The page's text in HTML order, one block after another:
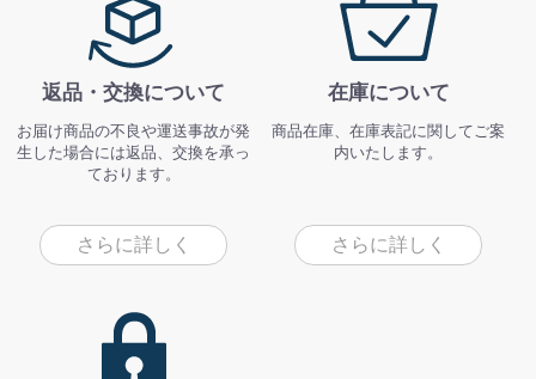
返品・交換について
お届け商品の不良や運送事故が発
生した場合には返品、交換を承っ
ております。
さらに詳しく
在庫について
商品在庫、在庫表記に関してご案
内いたします。
さらに詳しく